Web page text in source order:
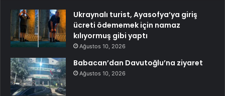
Ukraynalı turist, Ayasofya’ya giriş
ücreti ödememek için namaz
kılıyormuş gibi yaptı
Ağustos 10, 2026
Babacan’dan Davutoğlu’na ziyaret
Ağustos 10, 2026